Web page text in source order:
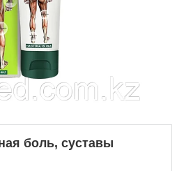
боль, суставы